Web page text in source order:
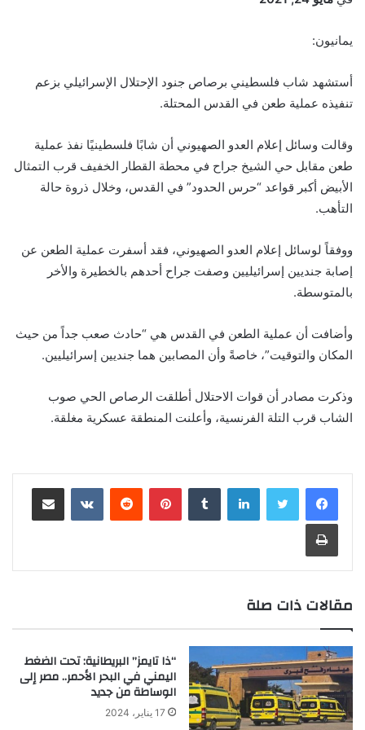
يمانيون:
أستشهد شاب فلسطيني برصاص جنود الإحتلال الإسرائيلي بزعم
تنفيذه عملية طعن في القدس المحتلة.
وقالت وسائل إعلام العدو الصهيوني أن شابًا فلسطينيًا نفذ عملية
طعن مقابل حي الشيخ جراح في محطة القطار الخفيف قرب التمثال
الأبيض أكبر قواعد “حرس الحدود” في القدس، وخلال ذروة حالة
التأهب.
ووفقاً لوسائل إعلام العدو الصهيوني، فقد أسفرت عملية الطعن عن
إصابة جنديين إسرائيليين وصفت جراح أحدهم بالخطيرة والأخر
بالمتوسطة.
وأضافت أن عملية الطعن في القدس هي “حادث صعب جداً من حيث
المكان والتوقيت”، خاصةً وأن المصابين هما جنديين إسرائيليين.
وذكرت مصادر أن قوات الاحتلال أطلقت الرصاص الحي صوب
الشاب قرب التلة الفرنسية، وأعلنت المنطقة عسكرية مغلقة.
لينكدإن بينتيريست
مقالات ذات صلة
“ذا تايمز” البريطانية: تحت الضغط
اليمني في البحر الأحمر.. مصر إلى
الوساطة من جديد
17 يناير، 2024